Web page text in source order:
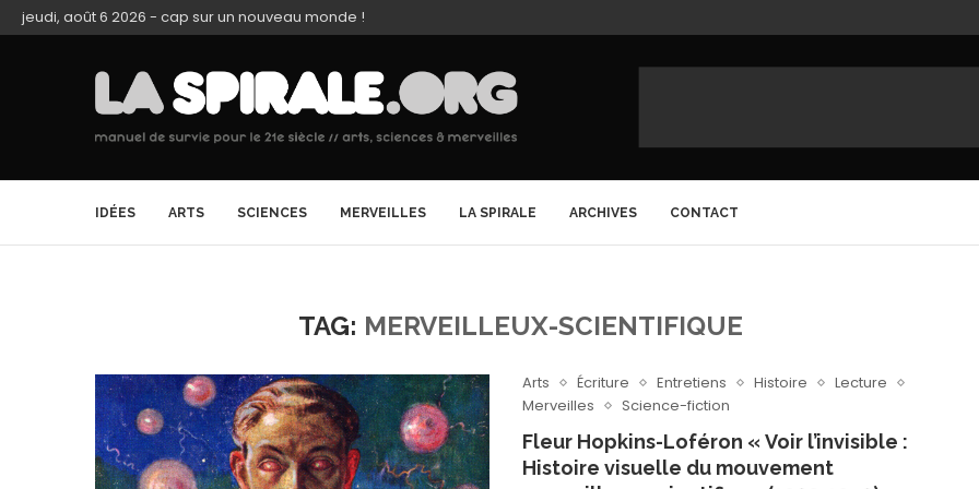
jeudi, août 6 2026 - cap sur un nouveau monde !
IDÉES ARTS SCIENCES MERVEILLES LA SPIRALE ARCHIVES CONTACT
TAG: MERVEILLEUX-SCIENTIFIQUE
Arts Écriture Entretiens Histoire
Lecture
Merveilles
Science-fiction
Fleur Hopkins-Loféron « Voir l’invisible :
Histoire visuelle du mouvement